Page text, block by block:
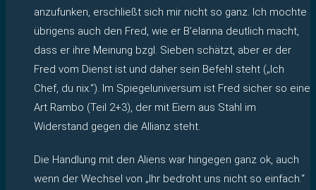
anzufunken, erschließt sich mir nicht so ganz. Ich mochte
übrigens auch den Fred, wie er B’elanna deutlich macht,
dass er ihre Meinung bzgl. Sieben schätzt, aber er der
Fred vom Dienst ist und daher sein Befehl steht („Ich
Chef, du nix.“). Im Spiegeluniversum ist Fred sicher so eine
Art Rambo (Teil 2+3), der mit Eiern aus Stahl im
Widerstand gegen die Allianz steht.
Die Handlung mit den Aliens war hingegen ganz ok, auch
wenn der Wechsel von „Ihr bedroht uns nicht so einfach.“